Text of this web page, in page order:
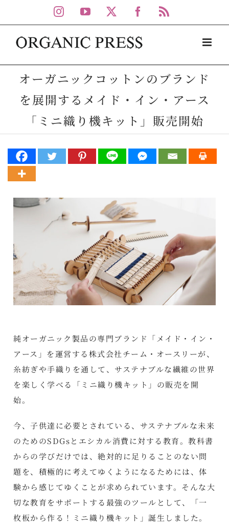
to
content
Instagram
YouTube Facebook
オーガニックコットンのブランド
を展開するメイド・イン・アース
「ミニ織り機キット」販売開始
純オーガニック製品の専門ブランド「メイド・イン・
アース」を運営する株式会社チーム・オースリーが、
糸紡ぎや手織りを通して、サステナブルな繊維の世界
を楽しく学べる「ミニ織り機キット」の販売を開
始。
今、子供達に必要とされている、サステナブルな未来
のためのSDGsとエシカル消費に対する教育。教科書
からの学びだけでは、絶対的に足りることのない問
題を、積極的に考えてゆくようになるためには、体
験から感じてゆくことが求められています。そんな大
切な教育をサポートする最強のツールとして、「一
枚板から作る！ミニ織り機キット」誕生しました。